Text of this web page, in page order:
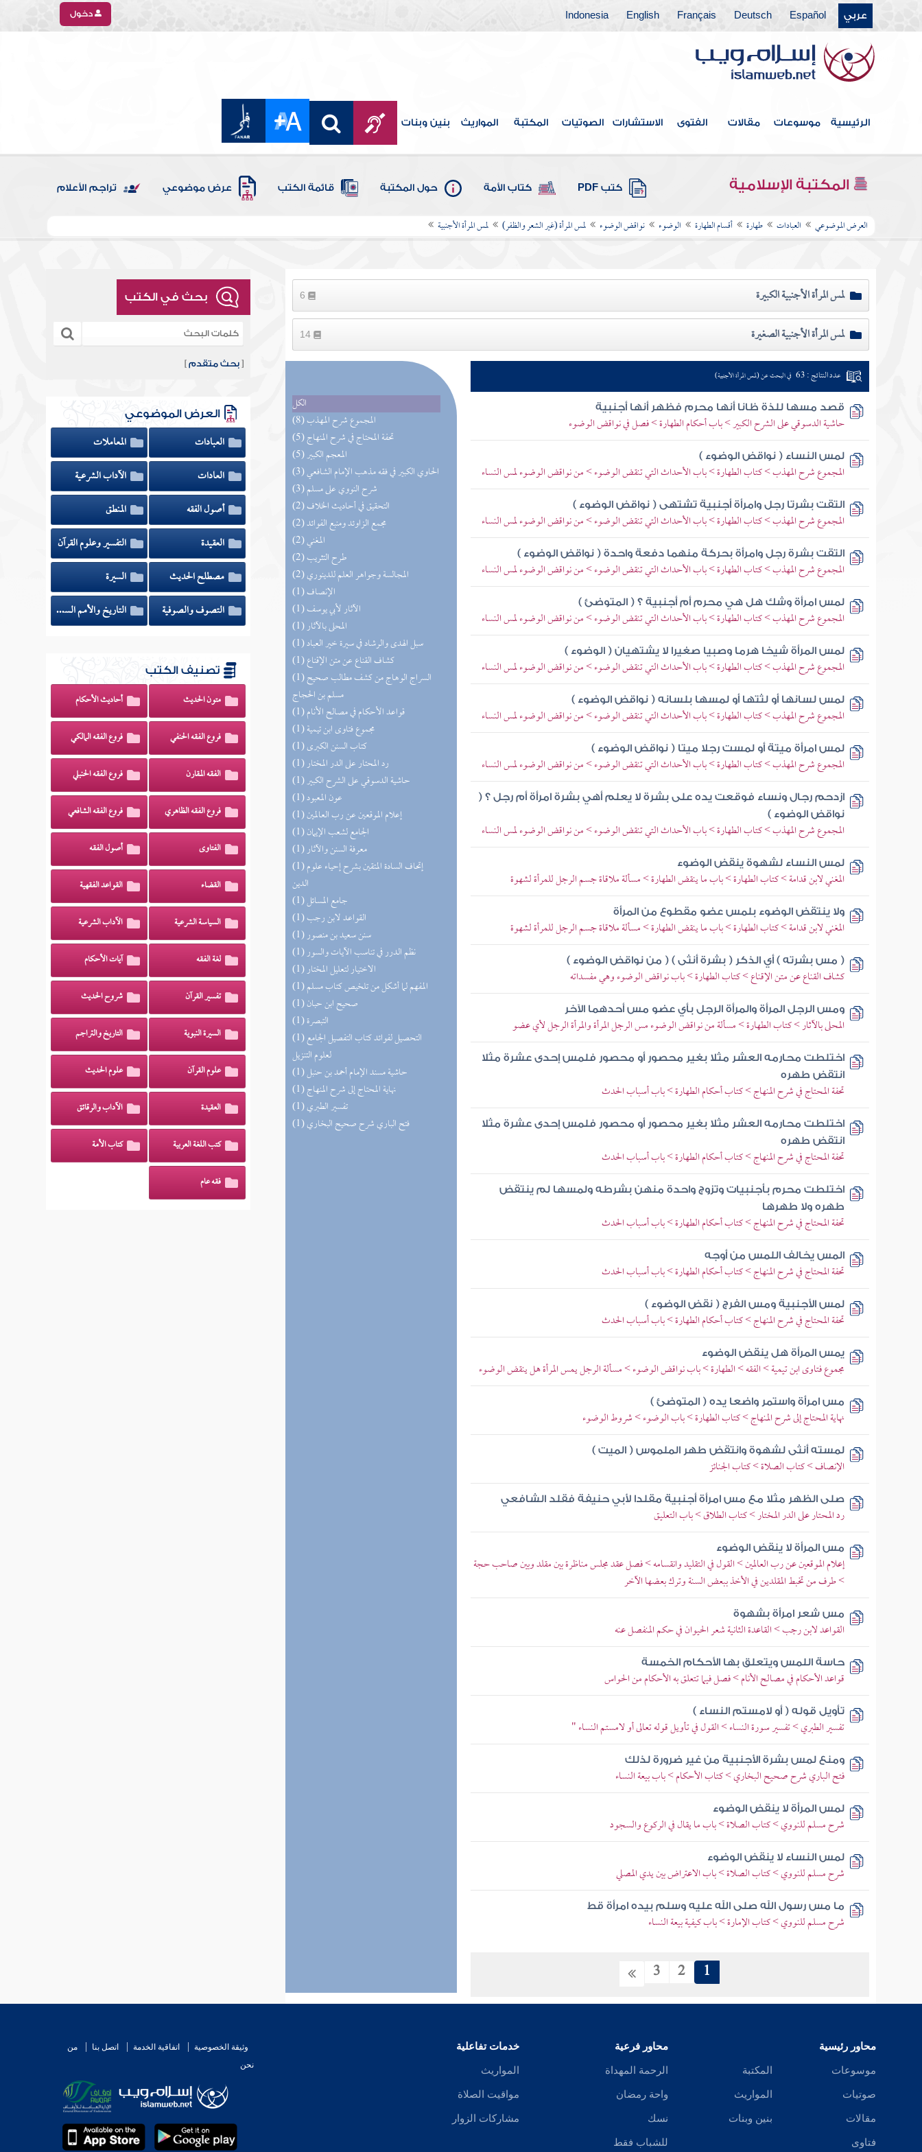
عربي Español
Deutsch
Français
English
Indonesia دخول
الرئيسية موسوعات مقالات الفتوى الاستشارات الصوتيات المكتبة المواريث بنين وبنات
المكتبة الإسلامية كتب PDF كتاب الأمة حول المكتبة قائمة الكتب عرض موضوعي تراجم الأعلام
العرض الموضوعي العبادات طهارة أقسام الطهارة الوضوء نواقض الوضوء لمس المرأة (غير الشعر والظفر) لمس المرأة الأجنبية
لمس المرأة الأجنبية الكبيرة
لمس المرأة الأجنبية الصغيرة 14
الكل
(8) المجموع شرح المهذب
(5) تحفة المحتاج في شرح المنهاج
(5) المعجم الكبير
(3) الحاوي الكبير في فقه مذهب الإمام الشافعي
(3) شرح النووي على مسلم
(2) التحقيق في أحاديث الخلاف
(2) مجمع الزاوئد ومنبع الفوائد
(2) المغني
(2) طرح التثريب
(2) المجالسة وجواهر العلم للدينوري
(1) الإنصاف
(1) الآثار لأبي يوسف
(1) المحلى بالآثار
(1) سبل الهدى والرشاد في سيرة خير العباد
(1) كشاف القناع عن متن الإقناع
(1) السراج الوهاج من كشف مطالب صحيح
مسلم بن الحجاج
(1) قواعد الأحكام في مصالح الأنام
(1) مجموع فتاوى ابن تيمية
(1) كتاب السنن الكبرى
(1) رد المحتار على الدر المختار
(1) حاشية الدسوقي على الشرح الكبير
(1) عون المعبود
(1) إعلام الموقعين عن رب العالمين
(1) الجامع لشعب الإيمان
(1) معرفة السنن والآثار
(1) إتحاف السادة المتقين بشرح إحياء علوم
الدين
(1) جامع المسائل
(1) القواعد لابن رجب
(1) سنن سعيد بن منصور
(1) نظم الدرر في تناسب الآيات والسور
(1) الاختيار لتعليل المختار
(1) المفهم لما أشكل من تلخيص كتاب مسلم
(1) صحيح ابن حبان
(1) التبصرة
(1) التحصيل لفوائد كتاب التفصيل الجامع
لعلوم التنزيل
(1) حاشية مسند الإمام أحمد بن حنبل
(1) نهاية المحتاج إلى شرح المنهاج
(1) تفسير الطبري
(1) فتح الباري شرح صحيح البخاري
عدد النتائج : 63 في البحث عن (لمس المرأة الأجنبية)
قصد مسها للذة ظانا أنها محرم فظهر أنها أجنبية
حاشية الدسوقي على الشرح الكبير > باب أحكام الطهارة > فصل في نواقض الوضوء
لمس النساء ( نواقض الوضوء )
المجموع شرح المهذب > كتاب الطهارة > باب الأحداث التي تنقض الوضوء > من نواقض الوضوء لمس النساء
التقت بشرتا رجل وامرأة أجنبية تشتهى ( نواقض الوضوء )
المجموع شرح المهذب > كتاب الطهارة > باب الأحداث التي تنقض الوضوء > من نواقض الوضوء لمس النساء
التقت بشرة رجل وامرأة بحركة منهما دفعة واحدة ( نواقض الوضوء )
المجموع شرح المهذب > كتاب الطهارة > باب الأحداث التي تنقض الوضوء > من نواقض الوضوء لمس النساء
لمس امرأة وشك هل هي محرم أم أجنبية ؟ ( المتوضئ )
المجموع شرح المهذب > كتاب الطهارة > باب الأحداث التي تنقض الوضوء > من نواقض الوضوء لمس النساء
لمس المرأة شيخا هرما وصبيا صغيرا لا يشتهيان ( الوضوء )
المجموع شرح المهذب > كتاب الطهارة > باب الأحداث التي تنقض الوضوء > من نواقض الوضوء لمس النساء
لمس لسانها أو لثتها أو لمسها بلسانه ( نواقض الوضوء )
المجموع شرح المهذب > كتاب الطهارة > باب الأحداث التي تنقض الوضوء > من نواقض الوضوء لمس النساء
لمس امرأة ميتة أو لمست رجلا ميتا ( نواقض الوضوء )
المجموع شرح المهذب > كتاب الطهارة > باب الأحداث التي تنقض الوضوء > من نواقض الوضوء لمس النساء
ازدحم رجال ونساء فوقعت يده على بشرة لا يعلم أهي بشرة امرأة أم رجل ؟ (
نواقض الوضوء )
المجموع شرح المهذب > كتاب الطهارة > باب الأحداث التي تنقض الوضوء > من نواقض الوضوء لمس النساء
لمس النساء لشهوة ينقض الوضوء
المغني لابن قدامة > كتاب الطهارة > باب ما ينقض الطهارة > مسألة ملاقاة جسم الرجل للمرأة لشهوة
ولا ينتقض الوضوء بلمس عضو مقطوع من المرأة
المغني لابن قدامة > كتاب الطهارة > باب ما ينقض الطهارة > مسألة ملاقاة جسم الرجل للمرأة لشهوة
( مس بشرته ) أي الذكر ( بشرة أنثى ) ( من نواقض الوضوء )
كشاف القناع عن متن الإقناع > كتاب الطهارة > باب نواقض الوضوء وهي مفسداته
ومس الرجل المرأة والمرأة الرجل بأي عضو مس أحدهما الآخر
المحلى بالآثار > كتاب الطهارة > مسألة من نواقض الوضوء مس الرجل المرأة والمرأة الرجل لأي عضو
اختلطت محارمه العشر مثلا بغير محصور أو محصور فلمس إحدى عشرة مثلا
انتقض طهره
تحفة المحتاج في شرح المنهاج > كتاب أحكام الطهارة > باب أسباب الحدث
اختلطت محارمه العشر مثلا بغير محصور أو محصور فلمس إحدى عشرة مثلا
انتقض طهره
تحفة المحتاج في شرح المنهاج > كتاب أحكام الطهارة > باب أسباب الحدث
اختلطت محرم بأجنبيات وتزوج واحدة منهن بشرطه ولمسها لم ينتقض
طهره ولا طهرها
تحفة المحتاج في شرح المنهاج > كتاب أحكام الطهارة > باب أسباب الحدث
المس يخالف اللمس من أوجه
تحفة المحتاج في شرح المنهاج > كتاب أحكام الطهارة > باب أسباب الحدث
لمس الأجنبية ومس الفرج ( نقض الوضوء )
تحفة المحتاج في شرح المنهاج > كتاب أحكام الطهارة > باب أسباب الحدث
يمس المرأة هل ينقض الوضوء
مجموع فتاوى ابن تيمية > الفقه > الطهارة > باب نواقض الوضوء > مسألة الرجل يمس المرأة هل ينقض الوضوء
مس امرأة واستمر واضعا يده ( المتوضئ )
نهاية المحتاج إلى شرح المنهاج > كتاب الطهارة > باب الوضوء > شروط الوضوء
لمسته أنثى لشهوة وانتقض طهر الملموس ( الميت )
الإنصاف > كتاب الصلاة > كتاب الجنائز
صلى الظهر مثلا مع مس امرأة أجنبية مقلدا لأبي حنيفة فقلد الشافعي
رد المحتار على الدر المختار > كتاب الطلاق > باب التعليق
مس المرأة لا ينقض الوضوء
إعلام الموقعين عن رب العالمين > القول في التقليد وانقسامه > فصل عقد مجلس مناظرة بين مقلد وبين صاحب حجة
> طرف من تخبط المقلدين في الأخذ ببعض السنة وترك بعضها الآخر
مس شعر امرأة بشهوة
القواعد لابن رجب > القاعدة الثانية شعر الحيوان في حكم المنفصل عنه
حاسة اللمس ويتعلق بها الأحكام الخمسة
قواعد الأحكام في مصالح الأنام > فصل فيما تتعلق به الأحكام من الحواس
تأويل قوله ( أو لامستم النساء )
تفسير الطبري > تفسير سورة النساء > القول في تأويل قوله تعالى أو لامستم النساء "
ومنع لمس بشرة الأجنبية من غير ضرورة لذلك
فتح الباري شرح صحيح البخاري > كتاب الأحكام > باب بيعة النساء
لمس المرأة لا ينقض الوضوء
شرح مسلم للنووي > كتاب الصلاة > باب ما يقال في الركوع والسجود
لمس النساء لا ينقض الوضوء
شرح مسلم للنووي > كتاب الصلاة > باب الاعتراض بين يدي المصلي
ما مس رسول الله صلى الله عليه وسلم بيده امرأة قط
شرح مسلم للنووي > كتاب الإمارة > باب كيفية بيعة النساء
1
2
3
بحث في الكتب
[بحث متقدم ]
العرض الموضوعي
العبادات
المعاملات
العادات
الآداب الشرعية
أصول الفقه
المنطق
العقيدة
التفسير وعلوم القرآن
مصطلح الحديث
السيرة
التصوف والصوفية
التاريخ والأمم السابقة
تصنيف الكتب
متون الحديث أحاديث الأحكام
فروع الفقه الحنفي فروع الفقه المالكي
الفقه المقارن فروع الفقه الحنبلي
فروع الفقه الظاهري فروع الفقه الشافعي
الفتاوى أصول الفقه
القضاء القواعد الفقهية
السياسة الشرعية الآداب الشرعية
لغة الفقه آيات الأحكام
تفسير القرآن شروح الحديث
السيرة النبوية التاريخ والتراجم
علوم القرآن علوم الحديث
العقيدة الآداب والرقائق
كتب اللغة العربية كتاب الأمة
فقه عام
محاور رئيسية
موسوعات
صوتيات
مقالات
فتاوى
المكتبة
المواريث
بنين وبنات
محاور فرعية
الرحمة المهداة
واحة رمضان
نسك
للشباب فقط
خدمات تفاعلية
المواريث
مواقيت الصلاة
مشاركات الزوار
وثيقة الخصوصية اتفاقية الخدمة اتصل بنا
من
نحن